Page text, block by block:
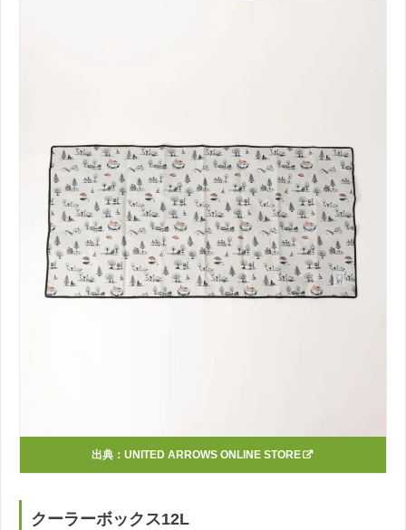
出典： UNITED ARROWS ONLINE STORE
クーラーボックス12L